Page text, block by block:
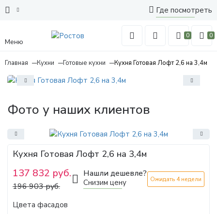
Где посмотреть
Меню
0 0
Главная Кухни Готовые кухни Кухня Готовая Лофт 2,6 на 3,4м
Кухня Готовая Лофт 2,6 на 3,4м
137 832 руб.
196 903 руб.
Нашли дешевле?
Снизим цену Ожидать 4 недели
Цвета фасадов
Фото у наших клиентов